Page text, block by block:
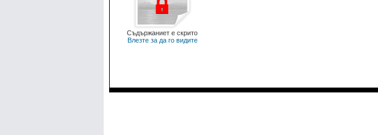
Съдържаниет е скрито
Влезте за да го видите